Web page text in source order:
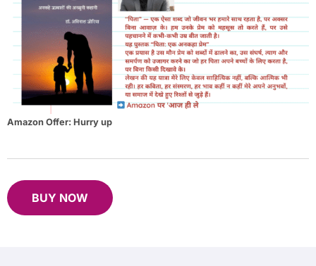
Amazon Offer: Hurry up
BUY NOW